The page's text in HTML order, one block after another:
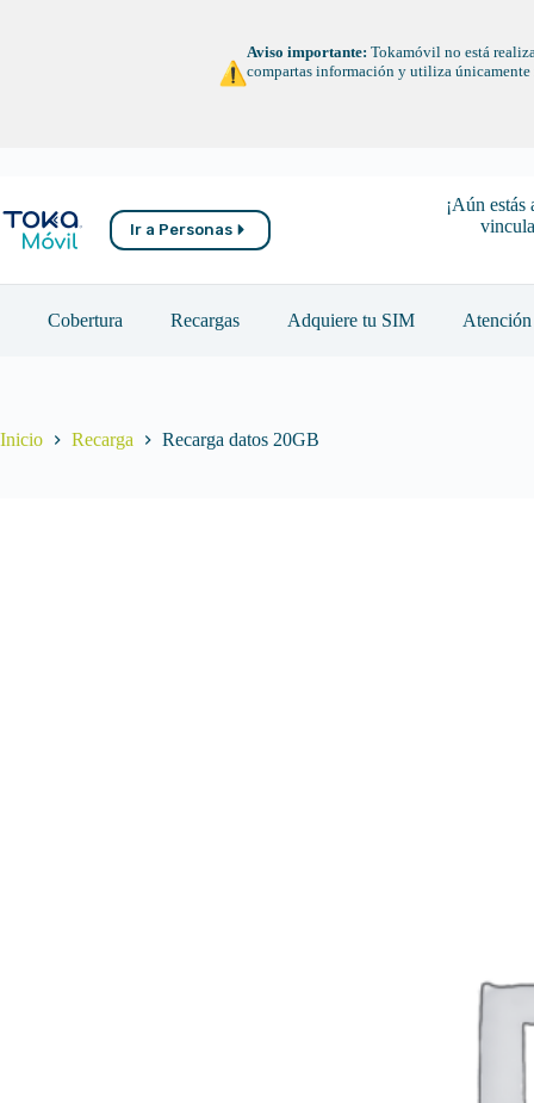
Aviso importante: Tokamóvil no está
compartas información y utiliza únicamente
Ir a Personas
¡Aún
Cobertura Recargas Adquiere tu SIM
Inicio Recarga Recarga datos 20GB